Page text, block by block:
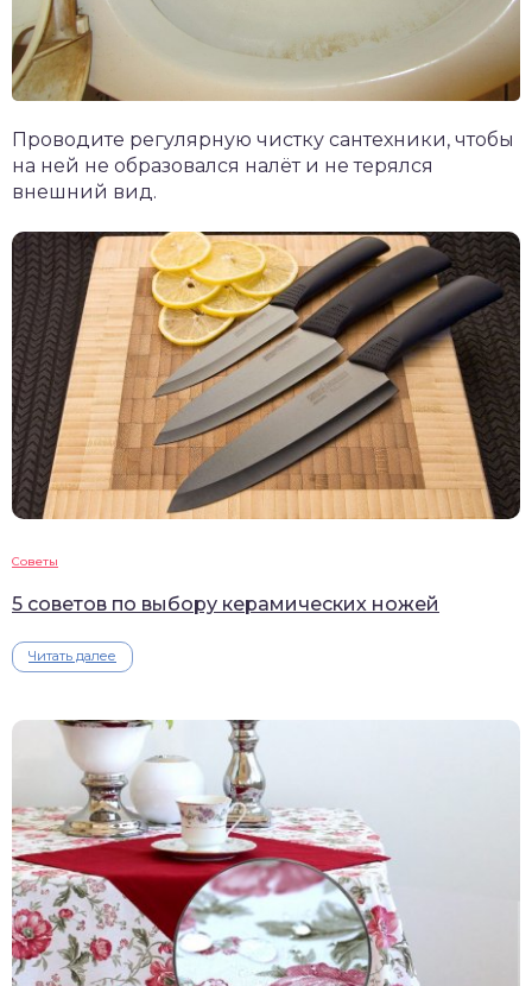
Проводите регулярную чистку сантехники, чтобы
на ней не образовался налёт и не терялся
внешний вид.
Советы
5 советов по выбору керамических ножей
Читать далее